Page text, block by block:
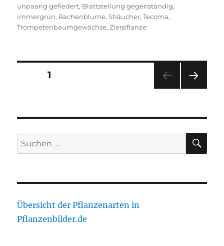
unpaarig gefiedert, Blattstellung gegenständig,
immergrün, Rachenblume,Sträucher,Tecoma,
Trompetenbaumgewächse,Zierpflanze
Seitennummerierung
Beiträge
SEITE1
E
Suche
nach:
Übersicht der Pflanzenarten in
Pflanzenbilder.de